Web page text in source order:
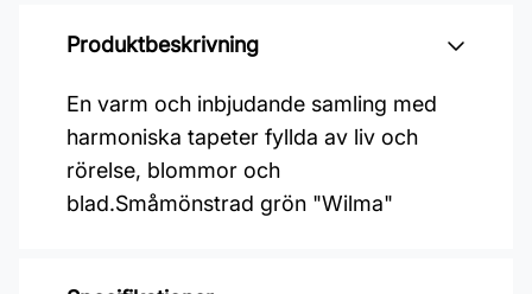
Produktbeskrivning
En varm och inbjudande samling med
harmoniska tapeter fyllda av liv och
rörelse, blommor och
blad.Småmönstrad grön "Wilma"